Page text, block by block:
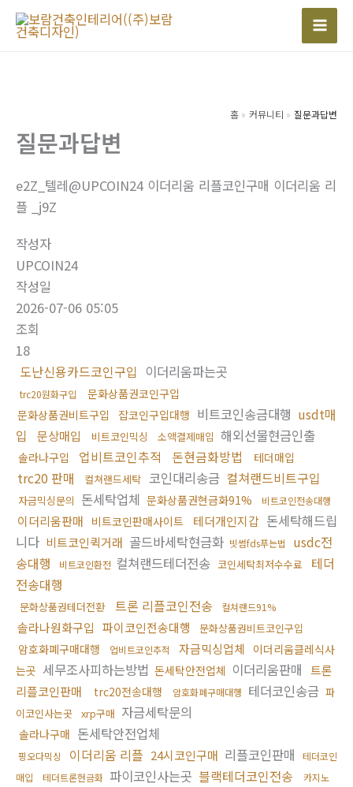
Main
홈 커뮤니티 질문과답변
질문과답변
e2Z_텔레@UPCOIN24 이더리움 리플코인구매 이더리움 리
플 _j9Z
작성자
UPCOIN24
작성일
2026-07-06 05:05
조회
18
도난신용카드코인구입 이더리움파는곳
trc20원화구입
문화상품권코인구입
문화상품권비트구입
잡코인구입대행 비트코인송금대행 usdt매
입
문상매입 비트코인믹싱 소액결제매입 해외선물현금인출
솔라나구입 업비트코인추적 돈현금화방법 테더매입
trc20 판매 컬쳐랜드세탁 코인대리송금 컬쳐랜드비트구입
자금믹싱문의 돈세탁업체 문화상품권현금화91% 비트코인전송대행
이더리움판매 비트코인판매사이트 테더개인지갑 돈세탁해드립
니다 비트코인퀵거래 골드바세탁현금화 빗썸fds푸는법
usdc전
송대행
비트코인환전 컬쳐랜드테더전송 코인세탁최저수수료
테더
전송대행
문화상품권테더전환 트론 리플코인전송 컬쳐랜드91%
솔라나원화구입 파이코인전송대행 문화상품권비트코인구입
암호화폐구매대행 업비트코인추적 자금믹싱업체 이더리움클레식사
는곳 세무조사피하는방법 돈세탁안전업체 이더리움판매 트론
리플코인판매
trc20전송대행 암호화폐구매대행 테더코인송금 파
이코인사는곳 xrp구매 자금세탁문의
솔라나구매 돈세탁안전업체
핑오다믹싱 이더리움 리플 24시코인구매 리플코인판매
테더코인
매입
테더트론현금화 파이코인사는곳 블랙테더코인전송
카지노